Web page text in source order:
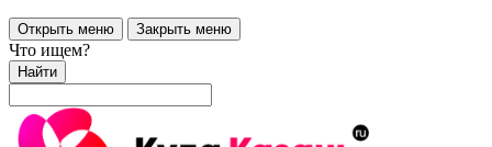
Открыть меню Закрыть меню
Что ищем?
Найти